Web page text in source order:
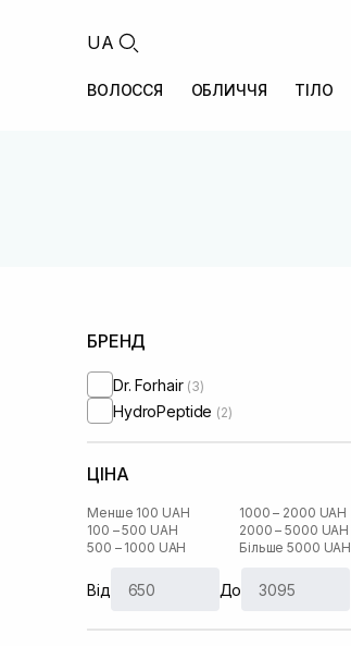
UA
ВОЛОССЯ ОБЛИЧЧЯ ТІЛО
БРЕНД
Dr. Forhair (3)
HydroPeptide (2)
ЦІНА
Менше 100 UAH
100 – 500 UAH
500 – 1000 UAH
1000 – 2000 UAH
2000 – 5000 UAH
Більше 5000 UAH
Від До